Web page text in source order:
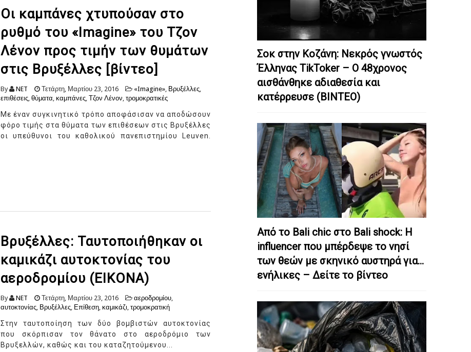
Οι καμπάνες χτυπούσαν στο
ρυθμό του «Imagine» του Τζον
Λένον προς τιμήν των θυμάτων
στις Βρυξέλλες [βίντεο]
By NET Τετάρτη, Μαρτίου 23, 2016 «Imagine», Βρυξέλλες,
επιθέσεις, θύματα, καμπάνες, Τζον Λένον, τρομοκρατικές
Με έναν συγκινητικό τρόπο αποφάσισαν να αποδώσουν
φόρο τιμής στα θύματα των επιθέσεων στις Βρυξέλλες
οι υπεύθυνοι του καθολικού πανεπιστημίου Leuven.
Βρυξέλλες: Ταυτοποιήθηκαν οι
καμικάζι αυτοκτονίας του
αεροδρομίου (ΕΙΚΟΝΑ)
By NET Τετάρτη, Μαρτίου 23, 2016 αεροδρομίου,
αυτοκτονίας, Βρυξέλλες, Επίθεση, καμικάζι, τρομοκρατική
Στην ταυτοποίηση των δύο βομβιστών αυτοκτονίας
που σκόρπισαν τον θάνατο στο αεροδρόμιο των
Βρυξελλών, καθώς και του καταζητούμενου...
Σοκ στην Κοζάνη: Nεκρός γνωστός
Έλληνας TikToker – Ο 48χρονος
αισθάνθηκε αδιαθεσία και
κατέρρευσε (ΒΙΝΤΕΟ)
Από το Bali chic στο Bali shock: Η
influencer που μπέρδεψε το νησί
των θεών με σκηνικό αυστηρά για…
ενήλικες – Δείτε το βίντεο